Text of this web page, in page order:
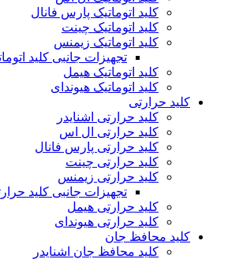
کلید اتوماتیک پارس فانال
کلید اتوماتیک چینت
کلید اتوماتیک زیمنس
تجهیزات جانبی کلید
کلید اتوماتیک هیمل
کلید اتوماتیک هیوندای
کلید حرارتی
کلید حرارتی اشنایدر
کلید حرارتی ال اس
کلید حرارتی پارس فانال
کلید حرارتی چینت
کلید حرارتی زیمنس
تجهیزات جانبی کلید
کلید حرارتی هیمل
کلید حرارتی هیوندای
کلید محافظ جان
کلید محافظ جان اشنایدر